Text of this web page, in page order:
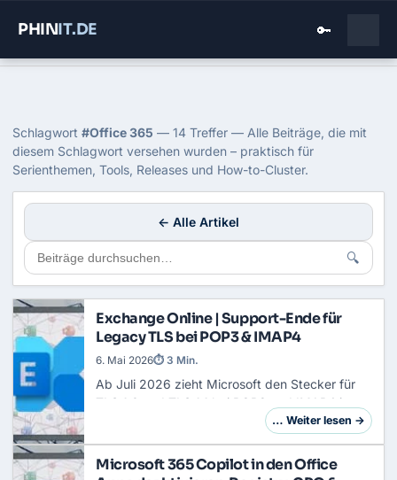
PHINIT.DE 🔑
Tag: Office 365
Schlagwort #Office 365 — 14 Treffer — Alle Beiträge, die mit
diesem Schlagwort versehen wurden – praktisch für
Serienthemen, Tools, Releases und How-to-Cluster.
← Alle Artikel
🔍
Exchange Online | Support-Ende für
Legacy TLS bei POP3 & IMAP4
Ab Juli 2026 zieht Microsoft den Stecker für
TLS 1.0 und TLS 1.1 bei POP3 und IMAP4 in
. Wer veraltete Mail-Clients
hat, so…
6. Mai 2026⏱ 3 Min.
… Weiter lesen →
Microsoft 365 Copilot in den Office